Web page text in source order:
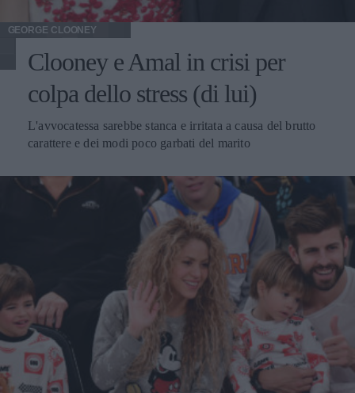
GEORGE CLOONEY
Clooney e Amal in crisi per
colpa dello stress (di lui)
L'avvocatessa sarebbe stanca e irritata a causa del brutto
carattere e dei modi poco garbati del marito